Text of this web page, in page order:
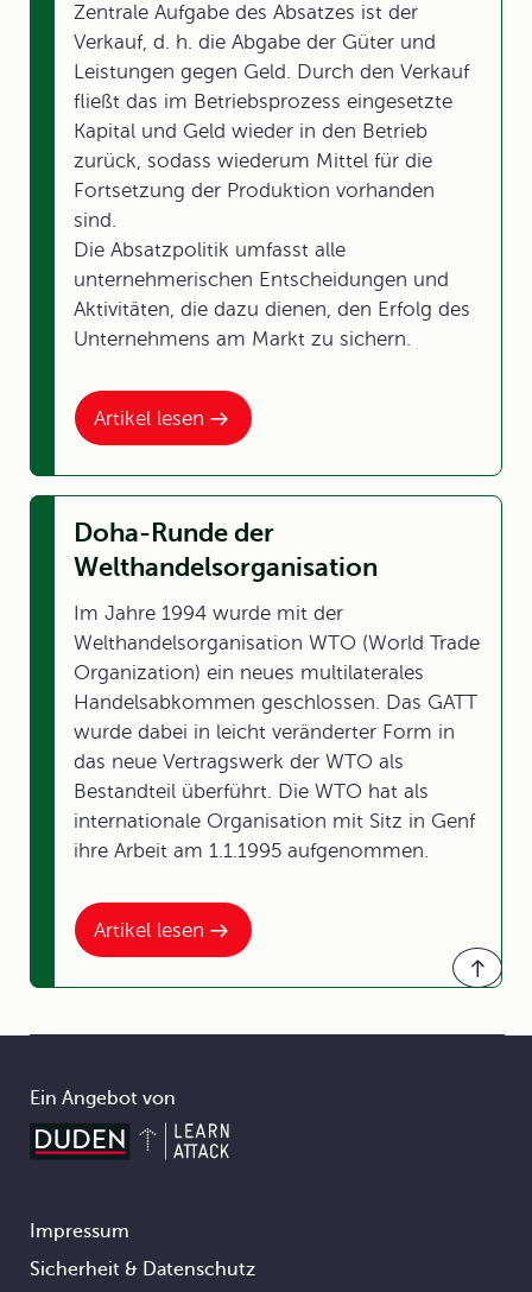
Artikel lesen
Zentrale Aufgabe des Absatzes ist der
Verkauf, d. h. die Abgabe der Güter und
Leistungen gegen Geld. Durch den Verkauf
fließt das im Betriebsprozess eingesetzte
Kapital und Geld wieder in den Betrieb
zurück, sodass wiederum Mittel für die
Fortsetzung der Produktion vorhanden
sind.
Die Absatzpolitik umfasst alle
unternehmerischen Entscheidungen und
Aktivitäten, die dazu dienen, den Erfolg des
Unternehmens am Markt zu sichern.
Artikel lesen
Doha-Runde der
Welthandelsorganisation
Im Jahre 1994 wurde mit der
Welthandelsorganisation WTO (World Trade
Organization) ein neues multilaterales
Handelsabkommen geschlossen. Das GATT
wurde dabei in leicht veränderter Form in
das neue Vertragswerk der WTO als
Bestandteil überführt. Die WTO hat als
internationale Organisation mit Sitz in Genf
ihre Arbeit am 1.1.1995 aufgenommen.
Ein Angebot von
Footer
Impressum
Sicherheit & Datenschutz